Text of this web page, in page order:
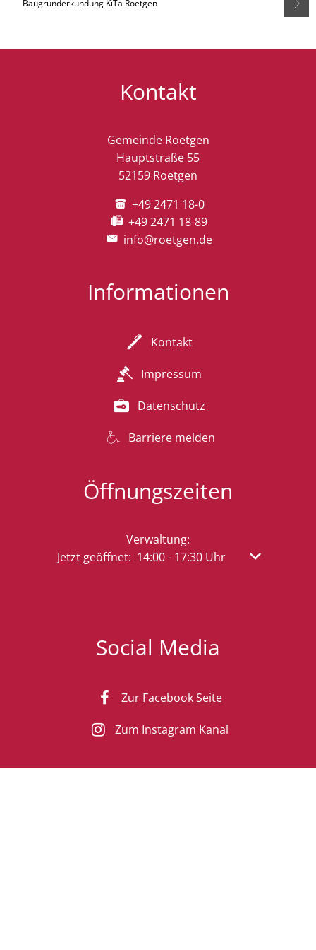
Baugrunderkundung KiTa Roetgen
Kontakt
Gemeinde Roetgen
Hauptstraße 55
52159 Roetgen
+49 2471 18-0
+49 2471 18-89
info@roetgen.de
Informationen
Kontakt
Impressum
Datenschutz
Barriere melden
Öffnungszeiten
Verwaltung:
Klicken, um weitere Öffnungs- oder
Jetzt geöffnet: 14:00- 17:30Uhr Von 14:00
Social Media
Zur Facebook Seite
Zum Instagram Kanal